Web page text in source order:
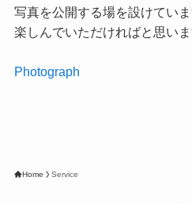
写真を公開する場を設けてい
楽しんでいただければと思いま
Photograph
Home Service